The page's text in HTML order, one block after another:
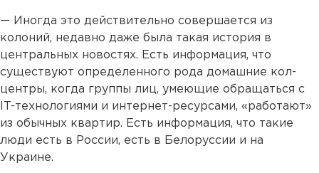
— Иногда это действительно совершается из
колоний, недавно даже была такая история в
центральных новостях. Есть информация, что
существуют определенного рода домашние кол-
центры, когда группы лиц, умеющие обращаться с
IT-технологиями и интернет-ресурсами, «работают»
из обычных квартир. Есть информация, что такие
люди есть в России, есть в Белоруссии и на
Украине.